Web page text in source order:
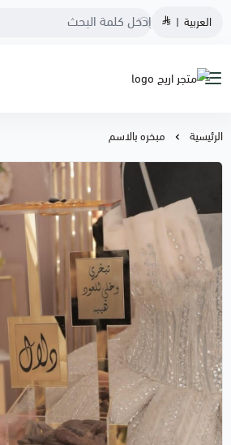
العربية |
متجر اريج
الرئيسية مبخره بالاسم